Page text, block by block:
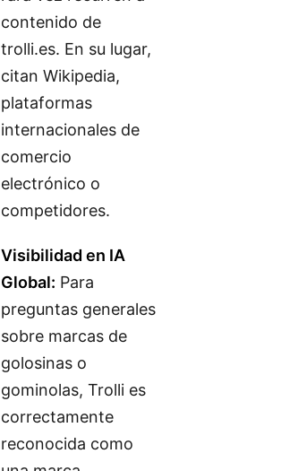
contenido de
trolli.es. En su lugar,
citan Wikipedia,
plataformas
internacionales de
comercio
electrónico o
competidores.
Visibilidad en IA
Global: Para
preguntas generales
sobre marcas de
golosinas o
gominolas, Trolli es
correctamente
reconocida como